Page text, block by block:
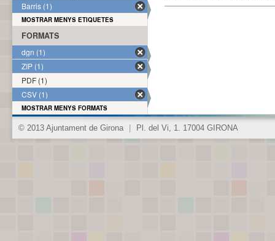
Barris (1)
MOSTRAR MENYS ETIQUETES
FORMATS
dgn (1)
ZIP (1)
PDF (1)
CSV (1)
MOSTRAR MENYS FORMATS
© 2013 Ajuntament de Girona Pl. del Vi, 1. 17004 GIRONA